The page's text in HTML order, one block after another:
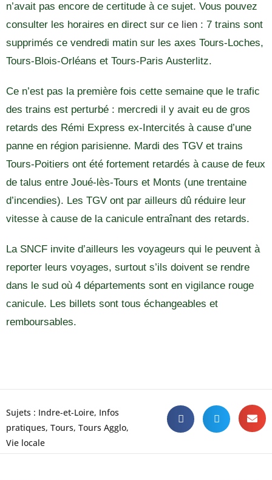
n’avait pas encore de certitude à ce sujet. Vous pouvez
consulter les horaires en direct sur ce lien : 7 trains sont
supprimés ce vendredi matin sur les axes Tours-Loches,
Tours-Blois-Orléans et Tours-Paris Austerlitz.
Ce n’est pas la première fois cette semaine que le trafic
des trains est perturbé : mercredi il y avait eu de gros
retards des Rémi Express ex-Intercités à cause d’une
panne en région parisienne. Mardi des TGV et trains
Tours-Poitiers ont été fortement retardés à cause de feux
de talus entre Joué-lès-Tours et Monts (une trentaine
d’incendies). Les TGV ont par ailleurs dû réduire leur
vitesse à cause de la canicule entraînant des retards.
La SNCF invite d’ailleurs les voyageurs qui le peuvent à
reporter leurs voyages, surtout s’ils doivent se rendre
dans le sud où 4 départements sont en vigilance rouge
canicule. Les billets sont tous échangeables et
remboursables.
Sujets : Indre-et-Loire, Infos
pratiques, Tours, Tours Agglo,
Vie locale